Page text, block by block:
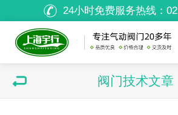
24小时免费服务热线：
阀门技术文章